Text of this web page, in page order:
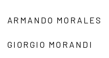
ARMANDO MORALES
GIORGIO MORANDI